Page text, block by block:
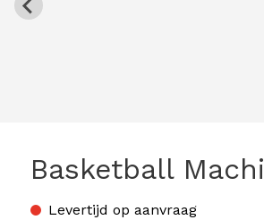
Basketball
Levertijd op aanvraag